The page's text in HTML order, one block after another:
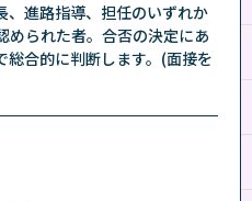
、進路指導、担任のいずれか
められた者。合否の決定にあ
総合的に判断します。(面接を